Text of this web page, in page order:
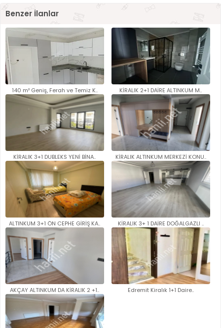
Benzer İlanlar
140 m² Geniş, Ferah ve Temiz K.. KİRALIK 2+1 DAİRE ALTINKUM M..
KİRALIK 3+1 DUBLEKS YENİ BİNA.. KİRALIK ALTINKUM MERKEZİ KONU..
ALTINKUM 3+1 ÖN CEPHE GİRİŞ KA.. KİRALIK 3+ 1 DAİRE DOĞALGAZLI ..
AKÇAY ALTINKUM DA KİRALIK 2 +1.. Edremit Kiralık 1+1 Daire..